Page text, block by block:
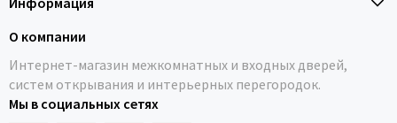
О компании
Интернет-магазин межкомнатных и входных дверей,
систем открывания и интерьерных перегородок.
Мы в социальных сетях